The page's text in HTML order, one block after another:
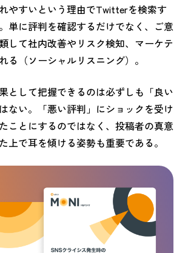
やすいという理由でTwitterを検索す
単に評判を確認するだけでなく、ご意
して社内改善やリスク検知、マーケテ
る（ソーシャルリスニング）。
として把握できるのは必ずしも「良い
ない。「悪い評判」にショックを受け
ことにするのではなく、投稿者の真意
上で耳を傾ける姿勢も重要である。